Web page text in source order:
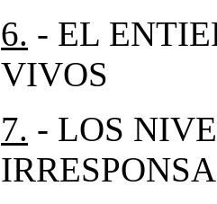
6. - EL
VIVOS
7. - LOS